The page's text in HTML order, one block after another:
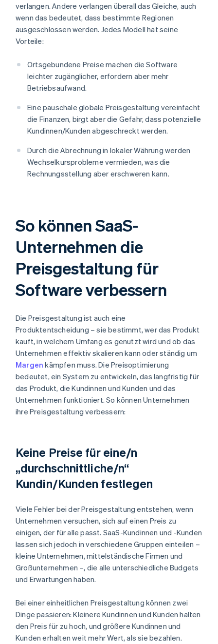
verlangen. Andere verlangen überall das Gleiche, auch
wenn das bedeutet, dass bestimmte Regionen
ausgeschlossen werden. Jedes Modell hat seine
Vorteile:
Ortsgebundene Preise machen die Software
leichter zugänglicher, erfordern aber mehr
Betriebsaufwand.
Eine pauschale globale Preisgestaltung vereinfacht
die Finanzen, birgt aber die Gefahr, dass potenzielle
Kundinnen/Kunden abgeschreckt werden.
Durch die Abrechnung in lokaler Währung werden
Wechselkursprobleme vermieden, was die
Rechnungsstellung aber erschweren kann.
So können SaaS-
Unternehmen die
Preisgestaltung für
Software verbessern
Die Preisgestaltung ist auch eine
Produktentscheidung – sie bestimmt, wer das Produkt
kauft, in welchem Umfang es genutzt wird und ob das
Unternehmen effektiv skalieren kann oder ständig um
Margen kämpfen muss. Die Preisoptimierung
bedeutet, ein System zu entwickeln, das langfristig für
das Produkt, die Kundinnen und Kunden und das
Unternehmen funktioniert. So können Unternehmen
ihre Preisgestaltung verbessern:
Keine Preise für eine/n
„durchschnittliche/n“
Kundin/Kunden festlegen
Viele Fehler bei der Preisgestaltung entstehen, wenn
Unternehmen versuchen, sich auf einen Preis zu
einigen, der für alle passt. SaaS-Kundinnen und -Kunden
lassen sich jedoch in verschiedene Gruppen einteilen –
kleine Unternehmen, mittelständische Firmen und
Großunternehmen –, die alle unterschiedliche Budgets
und Erwartungen haben.
Bei einer einheitlichen Preisgestaltung können zwei
Dinge passieren: Kleinere Kundinnen und Kunden halten
den Preis für zu hoch, und größere Kundinnen und
Kunden erhalten weit mehr Wert, als sie bezahlen.